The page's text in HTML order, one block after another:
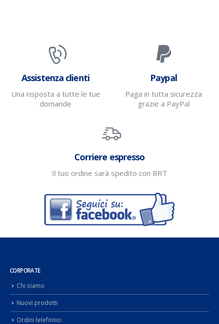
Assistenza clienti
Una risposta a tutte le tue
domande
Paypal
Paga in tutta sicurezza
grazie a PayPal
Corriere espresso
Il tuo ordine sarà spedito con BRT
CORPORATE
Chi siamo
Nuovi prodotti
Ordini telefonici